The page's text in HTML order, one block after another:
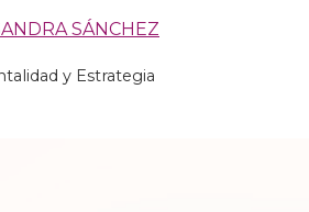
SÁNCHEZ
y Estrategia